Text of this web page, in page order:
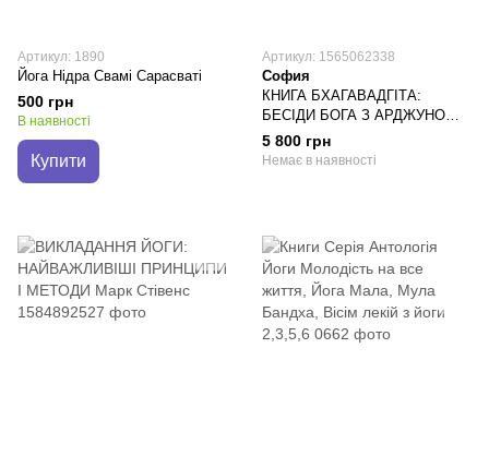
Артикул: 1890
Йога Нідра Свамі Сарасваті
500 грн
В наявності
Купити
Артикул: 1565062338
София
КНИГА БХАГАВАДГІТА:
БЕСІДИ БОГА З АРДЖУНОЮ.
АВТОР - ПАРАМАХАНСА
ЙОГАНАНДА (СОФІЯ)
5 800 грн
Немає в наявності